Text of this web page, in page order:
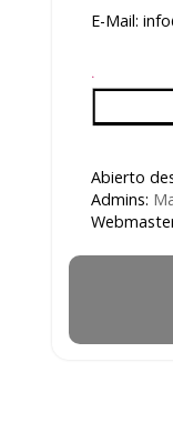
E-Mail:
.
Abierto
Admins: